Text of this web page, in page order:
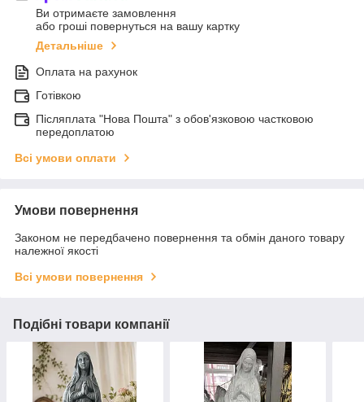
Ви отримаєте замовлення
або гроші повернуться на вашу картку
Детальніше
Оплата на рахунок
Готівкою
Післяплата "Нова Пошта" з обов'язковою частковою
передоплатою
Всі умови оплати
Умови повернення
Законом не передбачено повернення та обмін даного товару
належної якості
Всі умови повернення
Подібні товари компанії